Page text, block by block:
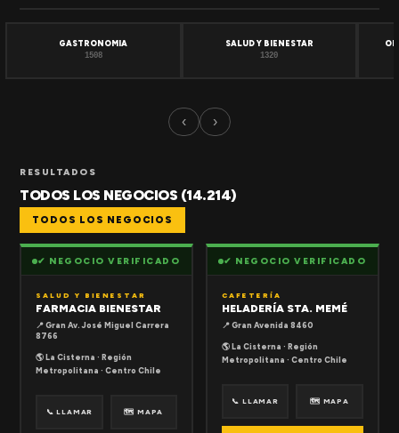
GASTRONOMIA
1508
SALUD Y BIENESTAR
1320
‹ ›
RESULTADOS
TODOS LOS NEGOCIOS (14.214)
TODOS LOS NEGOCIOS
✔ NEGOCIO VERIFICADO
SALUD Y BIENESTAR
FARMACIA BIENESTAR
📍 Gran Av. José Miguel Carrera
8766
🌎 La Cisterna · Región
Metropolitana · Centro Chile
📞 LLAMAR 🗺 MAPA
✔ NEGOCIO VERIFICADO
CAFETERÍA
HELADERÍA STA. MEMÉ
📍 Gran Avenida 8460
🌎 La Cisterna · Región
Metropolitana · Centro Chile
📞 LLAMAR 🗺 MAPA